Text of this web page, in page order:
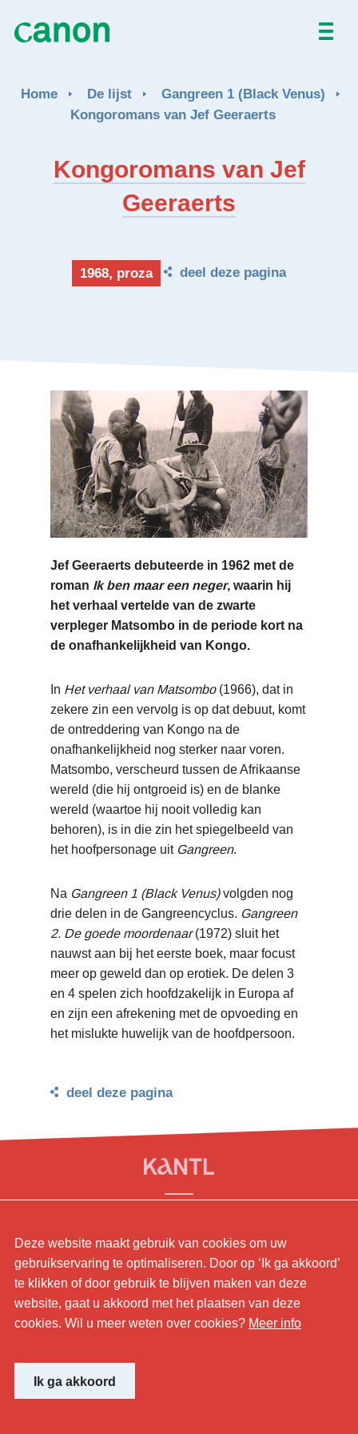
Home De lijst
Gangreen 1 (Black Venus)
Kongoromans van Jef Geeraerts
Kongoromans van Jef
Geeraerts
1968, proza deel deze pagina
Jef Geeraerts debuteerde in 1962 met de
roman Ik ben maar een neger, waarin hij
het verhaal vertelde van de zwarte
verpleger Matsombo in de periode kort na
de onafhankelijkheid van Kongo.
In Het verhaal van Matsombo(1966), dat in
zekere zin een vervolg is op dat debuut, komt
de ontreddering van Kongo na de
onafhankelijkheid nog sterker naar voren.
Matsombo, verscheurd tussen de Afrikaanse
wereld (die hij ontgroeid is) en de blanke
wereld (waartoe hij nooit volledig kan
behoren), is in die zin het spiegelbeeld van
het hoofpersonage uit Gangreen.
Na Gangreen 1 (Black Venus)volgden nog
drie delen in de Gangreencyclus. Gangreen
2. De goede moordenaar(1972) sluit het
nauwst aan bij het eerste boek, maar focust
meer op geweld dan op erotiek. De delen 3
en 4 spelen zich hoofdzakelijk in Europa af
en zijn een afrekening met de opvoeding en
het mislukte huwelijk van de hoofdpersoon.
deel deze pagina
Contact.
Disclaimer.
Privaybeleid.
Deze website maakt gebruik van cookies om uw
gebruikservaring te optimaliseren. Door op ‘Ik ga akkoord’
te klikken of door gebruik te blijven maken van deze
website, gaat u akkoord met het plaatsen van deze
cookies. Wil u meer weten over cookies? Meer info
Ik ga akkoord